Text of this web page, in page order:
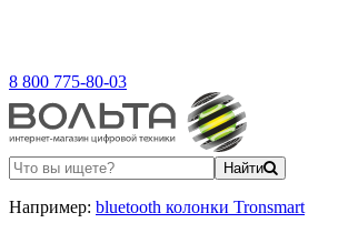
8 800 775-80-03
Найти
Например: bluetooth колонки Tronsmart